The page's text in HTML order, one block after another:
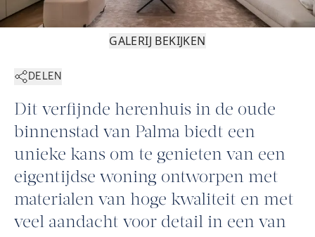
GALERIJ BEKIJKEN
DELEN
Dit verfijnde herenhuis in de oude
binnenstad van Palma biedt een
unieke kans om te genieten van een
eigentijdse woning ontworpen met
materialen van hoge kwaliteit en met
veel aandacht voor detail in een van